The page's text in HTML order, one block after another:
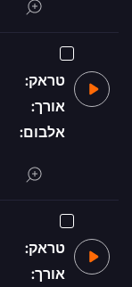
טראק:
אורך:
אלבום:
טראק:
אורך: